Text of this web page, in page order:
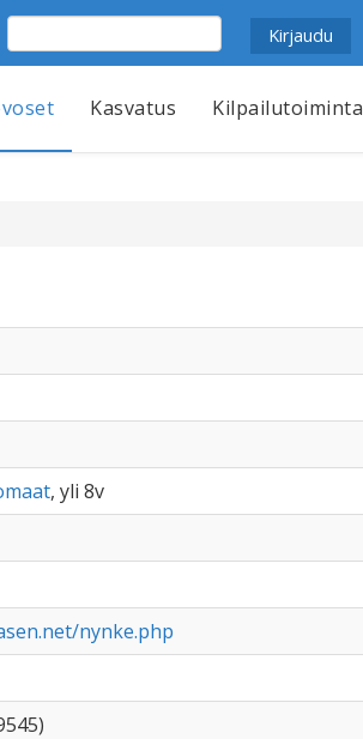
Kasvatus Kilpailutoiminta
, yli 8v
nynke.php